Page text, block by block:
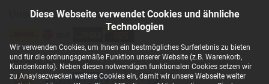
Diese Webseite verwendet Cookies und ähnliche
Technologien
Wir verwenden Cookies, um Ihnen ein bestmögliches Surferlebnis zu bieten
und für die ordnungsgemäße Funktion unserer Website (z.B. Warenkorb,
Kundenkonto). Neben diesen notwendigen funktionalen Cookies setzen wir
zu Anaylsezwecken weitere Cookies ein, damit wir unsere Webseite weiter
Unsere Versandarten
Unsere Zahlarten